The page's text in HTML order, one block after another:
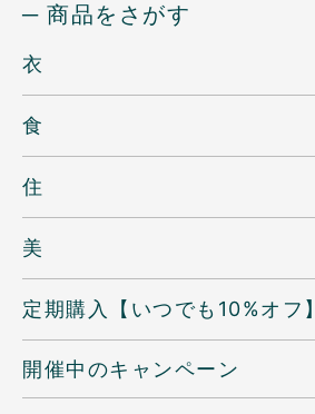
─ 商品をさがす
衣
食
住
美
定期購入【いつでも10%オフ】
開催中のキャンペーン